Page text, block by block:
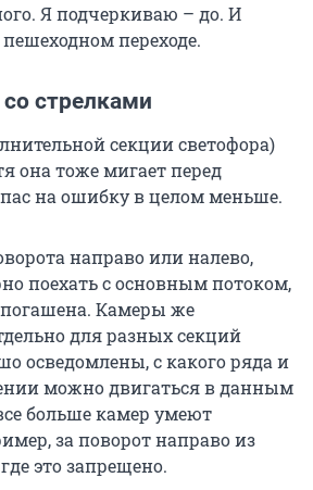
Я подчеркиваю – до. И
переходе.
стрелками
секции светофора)
она тоже мигает перед
на ошибку в целом меньше.
направо или налево,
поехать с основным потоком,
погашена. Камеры же
для разных секций
осведомлены, с какого ряда и
можно двигаться в данным
больше камер умеют
за поворот направо из
это запрещено.